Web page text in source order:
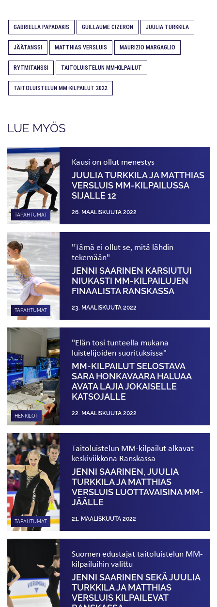
GABRIELLA PAPADAKIS GUILLAUME CIZERON JUULIA TURKKILA
JÄÄTANSSI MATTHIAS VERSLUIS MAURIZIO MARGAGLIO
RYTMITANSSI TAITOLUISTELUN MM-KILPAILUT
TAITOLUISTELUN MM-KILPAILUT 2022
LUE MYÖS
TAPAHTUMAT
Kausi on ollut menestys
JUULIA TURKKILA JA MATTHIAS
VERSLUIS MM-KILPAILUSSA
SIJALLE 12
26. MAALISKUUTA 2022
TAPAHTUMAT
"Tämä ei ollut se, mitä lähdin
tekemään"
JENNI SAARINEN KARSIUTUI
NIUKASTI MM-KILPAILUJEN
FINAALISTA RANSKASSA
23. MAALISKUUTA 2022
HENKILÖT
"Elän tosi tunteella mukana
luistelijoiden suorituksissa"
MM-KILPAILUT SELOSTAVA
SARA HONKAVAARA HALUAA
AVATA LAJIA JOKAISELLE
KATSOJALLE
22. MAALISKUUTA 2022
TAPAHTUMAT
Taitoluistelun MM-kilpailut alkavat
keskiviikkona Ranskassa
JENNI SAARINEN, JUULIA
TURKKILA JA MATTHIAS
VERSLUIS LUOTTAVAISINA MM-
JÄÄLLE
21. MAALISKUUTA 2022
Suomen edustajat taitoluistelun MM-
kilpailuihin valittu
JENNI SAARINEN SEKÄ JUULIA
TURKKILA JA MATTHIAS
VERSLUIS KILPAILEVAT